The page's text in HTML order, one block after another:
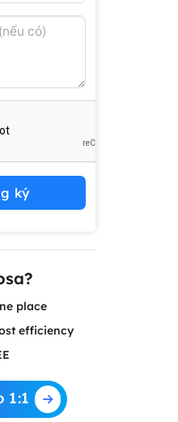
ký
place
efficiency
1:1